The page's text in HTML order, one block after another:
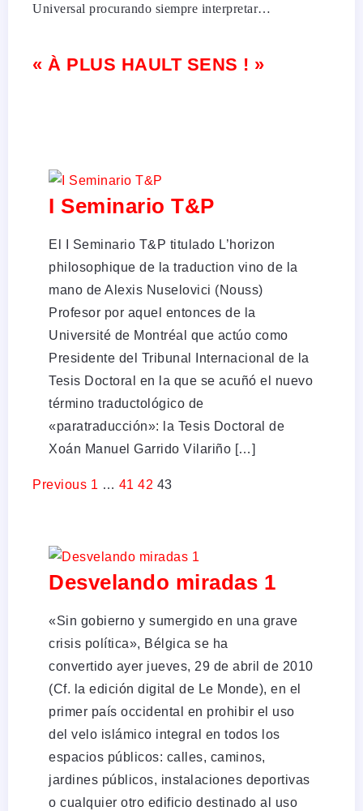
Universal procurando siempre interpretar…
« À PLUS HAULT SENS ! »
I Seminario T&P
El I Seminario T&P titulado L’horizon
philosophique de la traduction vino de la
mano de Alexis Nuselovici (Nouss)
Profesor por aquel entonces de la
Université de Montréal que actúo como
Presidente del Tribunal Internacional de la
Tesis Doctoral en la que se acuñó el nuevo
término traductológico de
«paratraducción»: la Tesis Doctoral de
Xoán Manuel Garrido Vilariño […]
Previous 1 … 41 42 43
Desvelando miradas 1
«Sin gobierno y sumergido en una grave
crisis política», Bélgica se ha
convertido ayer jueves, 29 de abril de 2010
(Cf. la edición digital de Le Monde), en el
primer país occidental en prohibir el uso
del velo islámico integral en todos los
espacios públicos: calles, caminos,
jardines públicos, instalaciones deportivas
o cualquier otro edificio destinado al uso